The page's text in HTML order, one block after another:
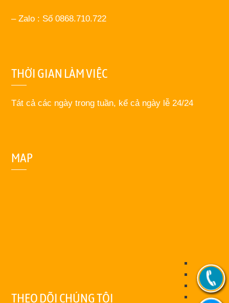
– Zalo : Số 0868.710.722
THỜI GIAN LÀM VIỆC
Tát cả các ngày trong tuần, kể cả ngày lễ 24/24
MAP
THEO DÕI CHÚNG TÔI